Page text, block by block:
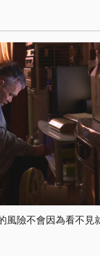
風險不會因為看不見